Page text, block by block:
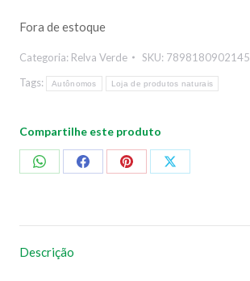
Fora de estoque
Categoria: Relva Verde SKU: 7898180902145
Tags:
Autônomos Loja de produtos naturais
Compartilhe este produto
CompartilharCompartilharCompartilharCompartilhar
Descrição